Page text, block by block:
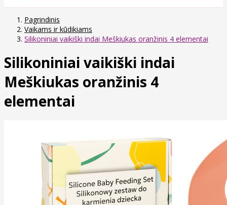
Pagrindinis
Vaikams ir kūdikiams
Silikoniniai vaikiški indai Meškiukas oranžinis 4 elementai
Silikoniniai vaikiški indai
Meškiukas oranžinis 4
elementai